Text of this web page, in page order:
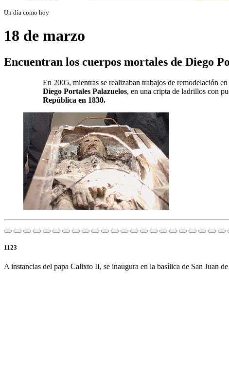
Un día como hoy
18 de marzo
Encuentran los cuerpos mortales de Diego
En 2005, mientras se realizaban trabajos de remodelación
Diego Portales Palazuelos, en una cripta de ladrillos con
República en 1830.
1123
A instancias del papa Calixto II, se inaugura en la basílica de San Juan